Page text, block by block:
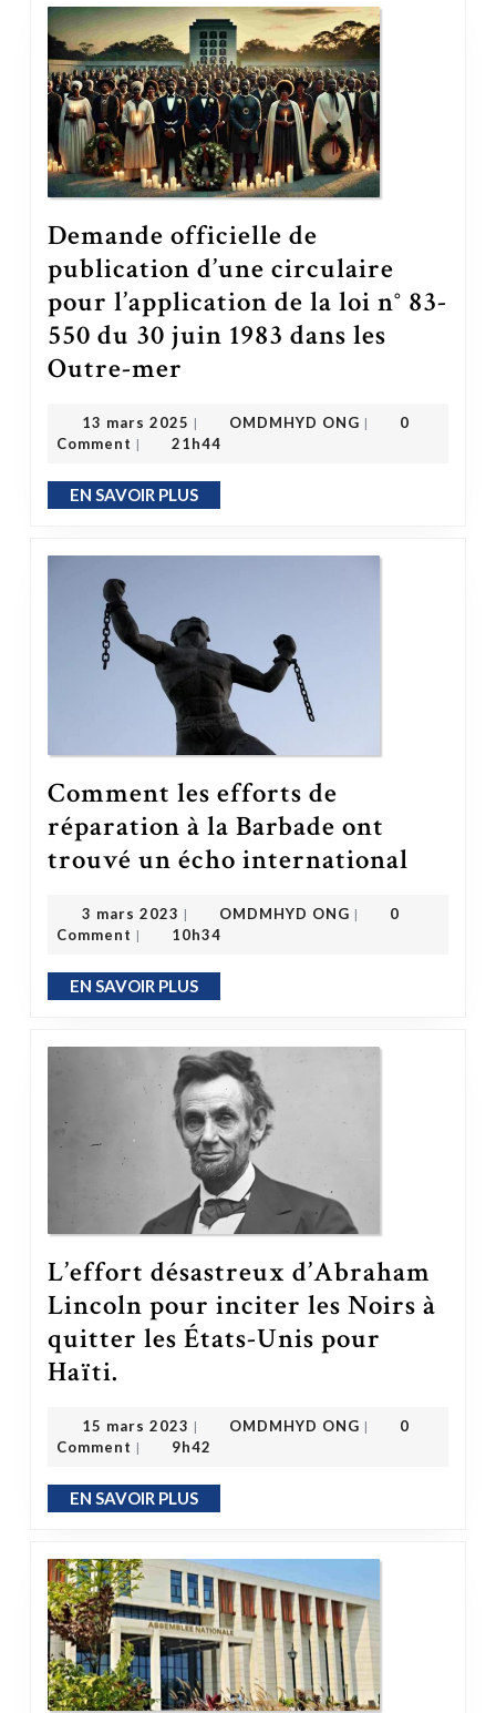
Demande officielle de
publication d’une circulaire
pour l’application de la loi n° 83-
550 du 30 juin 1983 dans les
Outre-mer
13 mars 2025 | OMDMHYD ONG |
0
Comment | 21h44
EN SAVOIR PLUSEN SAVOIR PLUS
Comment les efforts de
réparation à la Barbade ont
trouvé un écho international
3 mars 2023 | OMDMHYD ONG |
0
Comment | 10h34
EN SAVOIR PLUSEN SAVOIR PLUS
L’effort désastreux d’Abraham
Lincoln pour inciter les Noirs à
quitter les États-Unis pour
Haïti.
15 mars 2023 | OMDMHYD ONG |
0
Comment | 9h42
EN SAVOIR PLUSEN SAVOIR PLUS